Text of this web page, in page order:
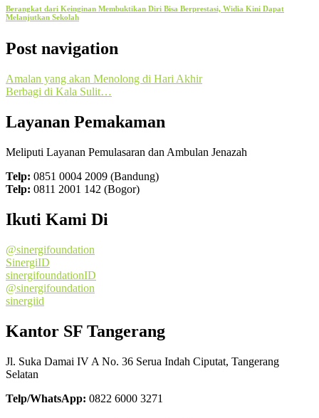
Berangkat dari Keinginan Membuktikan Diri Bisa Berprestasi, Widia Kini Dapat
Melanjutkan Sekolah
Post navigation
Amalan yang akan Menolong di Hari Akhir
Berbagi di Kala Sulit…
Layanan Pemakaman
Meliputi Layanan Pemulasaran dan Ambulan Jenazah
Telp: 0851 0004 2009 (Bandung)
Telp: 0811 2001 142 (Bogor)
Ikuti Kami Di
@sinergifoundation
SinergiID
sinergifoundationID
@sinergifoundation
sinergiid
Kantor SF Tangerang
Jl. Suka Damai IV A No. 36 Serua Indah Ciputat, Tangerang
Selatan
Telp/WhatsApp: 0822 6000 3271